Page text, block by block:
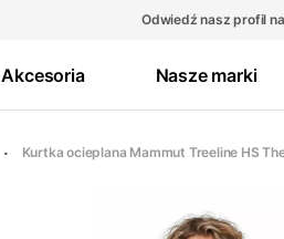
Odwiedź nasz profil na
Akcesoria Nasze marki
Kurtka ocieplana Mammut Treeline HS